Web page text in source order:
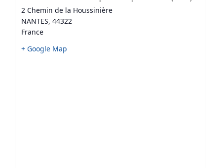
2 Chemin de la Houssinière
NANTES, 44322
France
+ Google Map